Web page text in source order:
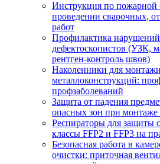
Инструкция по пожарной
проведении сварочных,
работ
Профилактика нарушений
дефектоскопистов (УЗК,
рентген-контроль швов)
Наколенники для
металлоконструкций:
профзаболеваний
Защита от падения
опасных зон при монтаже
Респираторы для защиты
классы FFP2 и FFP3 на
Безопасная работа в
очистки: приточная